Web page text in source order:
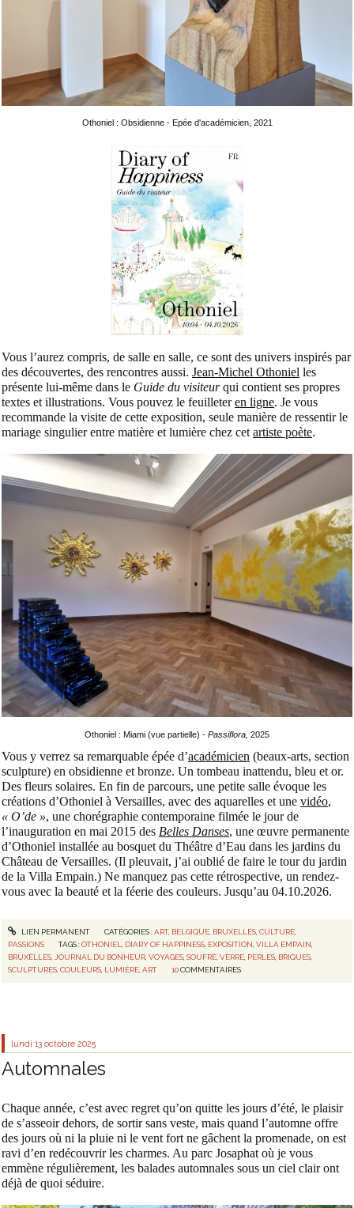
Othoniel : Obsidienne - Epée d'académicien, 2021
Vous l’aurez compris, de salle en salle, ce sont des univers inspirés par
des découvertes, des rencontres aussi. Jean-Michel Othoniel les
présente lui-même dans le Guide du visiteurqui contient ses propres
textes et illustrations. Vous pouvez le feuilleteren ligne. Je vous
recommande la visite de cette exposition, seule manière de ressentir le
mariage singulier entre matière et lumière chez cet artiste poète.
Othoniel : Miami (vue partielle) - Passiflora, 2025
Vous y verrez sa remarquable épée d’académicien (beaux-arts, section
sculpture) en obsidienne et bronze. Un tombeau inattendu, bleu et or.
Des fleurs solaires. En fin de parcours, une petite salle évoque les
créations d’Othoniel à Versailles, avec des aquarelles et une vidéo,
« O’de », une chorégraphie contemporaine filmée le jour de
l’inauguration en mai 2015 des Belles Danses, une œuvre permanente
d’Othoniel installée au bosquet du Théâtre d’Eau dans les jardins du
Château de Versailles. (Il pleuvait, j’ai oublié de faire le tour du jardin
de la Villa Empain.) Ne manquez pas cette rétrospective, un rendez-
vous avec la beauté et la féerie des couleurs. Jusqu’au 04.10.2026.
LIEN PERMANENT CATÉGORIES :ART, BELGIQUE, BRUXELLES, CULTURE,
PASSIONS
TAGS :OTHONIEL, DIARY OF HAPPINESS, EXPOSITION,VILLA EMPAIN,
BRUXELLES,JOURNAL DU BONHEUR,VOYAGES,SOUFRE,VERRE, PERLES, BRIQUES,
SCULPTURES,COULEURS, LUMIÈRE,ART 10 COMMENTAIRES
lundi 13 octobre 2025
Automnales
Chaque année, c’est avec regret qu’on quitte les jours d’été, le plaisir
de s’asseoir dehors, de sortir sans veste, mais quand l’automne offre
des jours où ni la pluie ni le vent fort ne gâchent la promenade, on est
ravi d’en redécouvrir les charmes. Au parc Josaphat où je vous
emmène régulièrement, les balades automnales sous un ciel clair ont
déjà de quoi séduire.